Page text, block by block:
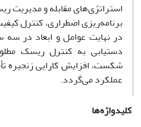
استراتژی‌های مقابله و مدیریت
برنامه‌ریزی اضطراری، کنترل
در نهایت عوامل و ابعاد در
دستیابی به کنترل ریسک
شکست، افزایش کارایی زنجیره
عملکرد می‌گردد.
کلیدواژه‌ها